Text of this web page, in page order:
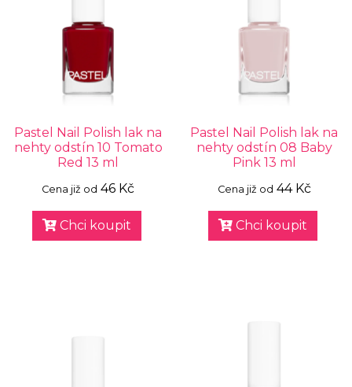
Pastel Nail Polish lak na
nehty odstín 10 Tomato
Red 13 ml
Cena již od 46 Kč
Chci koupit
Pastel Nail Polish lak na
nehty odstín 08 Baby
Pink 13 ml
Cena již od 44 Kč
Chci koupit